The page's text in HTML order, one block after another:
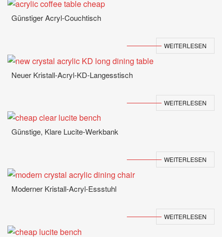
Günstiger Acryl-Couchtisch
WEITERLESEN
Neuer Kristall-Acryl-KD-Langesstisch
WEITERLESEN
Günstige, Klare Lucite-Werkbank
WEITERLESEN
Moderner Kristall-Acryl-Essstuhl
WEITERLESEN